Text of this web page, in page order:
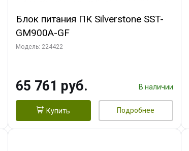
Блок питания ПК Silverstone SST-
GM900A-GF
Модель: 224422
65 761 руб. В наличии
Купить Подробнее